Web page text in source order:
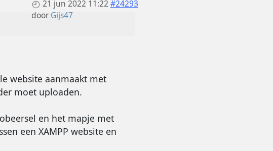
21 jun 2022 11:22 #24293
door Gijs47
website aanmaakt met
moet uploaden.
en het mapje met
een XAMPP website en